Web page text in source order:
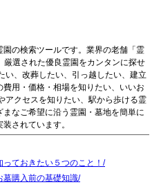
の検索ツールです。業界の老舗「霊
選された優良霊園をカンタンに探せ
い、改葬したい、引っ越したい、建立
用・価格・相場を知りたい、いいお
アクセスを知りたい、駅から歩ける霊
なご希望に沿う霊園・墓地を簡単に
されています。
ておきたい５つのこと！
墓購入前の基礎知識